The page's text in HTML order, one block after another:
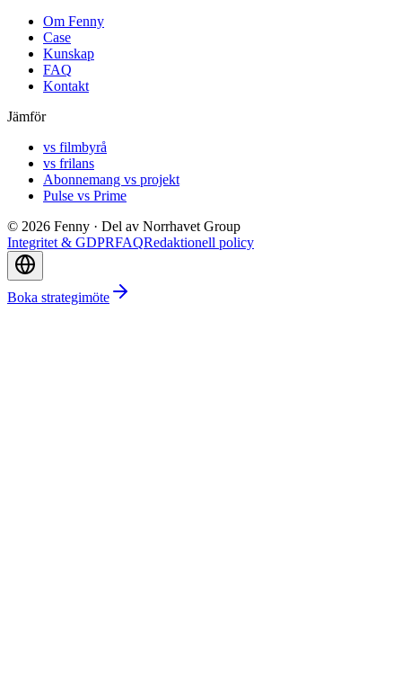
Om Fenny
Case
Kunskap
FAQ
Kontakt
Jämför
vs filmbyrå
vs frilans
Abonnemang vs projekt
Pulse vs Prime
© 2026 Fenny · Del av Norrhavet Group
Integritet & GDPRFAQRedaktionell policy
Boka strategimöte